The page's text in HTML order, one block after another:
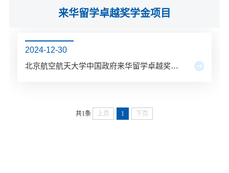
来华留学卓越奖学金项目
2024-12-30
北京航空航天大学中国政府来华留学卓越奖学金项目
共1条 上页 1 下页